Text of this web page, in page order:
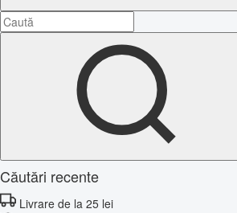
Căutări recente
Livrare de la 25 lei